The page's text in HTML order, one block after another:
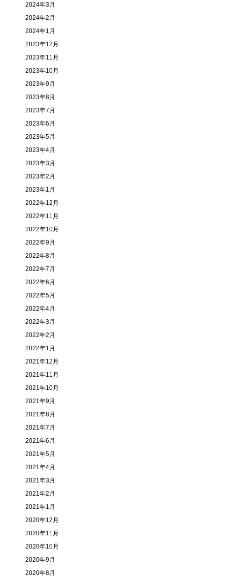
2024年3月
2024年2月
2024年1月
2023年12月
2023年11月
2023年10月
2023年9月
2023年8月
2023年7月
2023年6月
2023年5月
2023年4月
2023年3月
2023年2月
2023年1月
2022年12月
2022年11月
2022年10月
2022年9月
2022年8月
2022年7月
2022年6月
2022年5月
2022年4月
2022年3月
2022年2月
2022年1月
2021年12月
2021年11月
2021年10月
2021年9月
2021年8月
2021年7月
2021年6月
2021年5月
2021年4月
2021年3月
2021年2月
2021年1月
2020年12月
2020年11月
2020年10月
2020年9月
2020年8月